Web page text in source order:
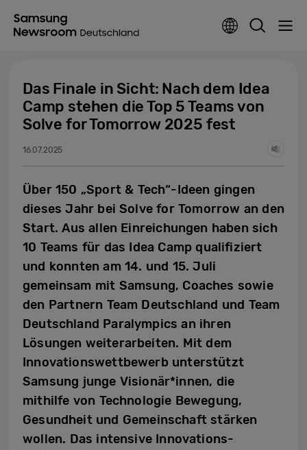
Das Finale in Sicht: Nach dem Idea
Camp stehen die Top 5 Teams von
Solve for Tomorrow 2025 fest
16.07.2025
Über 150 „Sport & Tech“-Ideen gingen
dieses Jahr bei Solve for Tomorrow an den
Start. Aus allen Einreichungen haben sich
10 Teams für das Idea Camp qualifiziert
und konnten am 14. und 15. Juli
gemeinsam mit Samsung, Coaches sowie
den Partnern Team Deutschland und Team
Deutschland Paralympics an ihren
Lösungen weiterarbeiten. Mit dem
Innovationswettbewerb unterstützt
Samsung junge Visionär*innen, die
mithilfe von Technologie Bewegung,
Gesundheit und Gemeinschaft stärken
wollen. Das intensive Innovations-